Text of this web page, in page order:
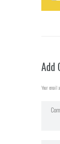
Add
Your email